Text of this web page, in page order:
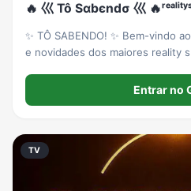
🔥 巛 Tô Sαbєndσ 巛 🔥ʳᵉᵃˡⁱᵗʸˢ
✨ TÔ SABENDO! ✨ ​Bem-vindo
e novidades dos maiores reality
Entrar no
TV